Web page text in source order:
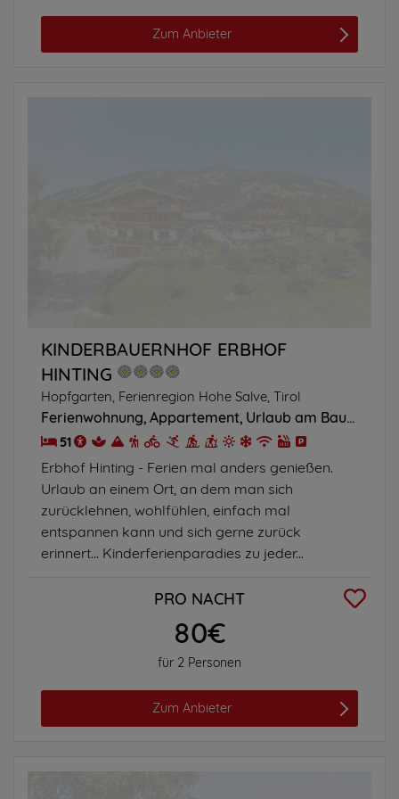
Zum Anbieter
KINDERBAUERNHOF ERBHOF
HINTING
Hopfgarten, Ferienregion Hohe Salve, Tirol
Ferienwohnung Appartement Urlaub am Bauernhof
51
Erbhof Hinting - Ferien mal anders genießen.
Urlaub an einem Ort, an dem man sich
zurücklehnen, wohlfühlen, einfach mal
entspannen kann und sich gerne zurück
erinnert... Kinderferienparadies zu jeder...
PRO NACHT
80€
für 2 Personen
Zum Anbieter